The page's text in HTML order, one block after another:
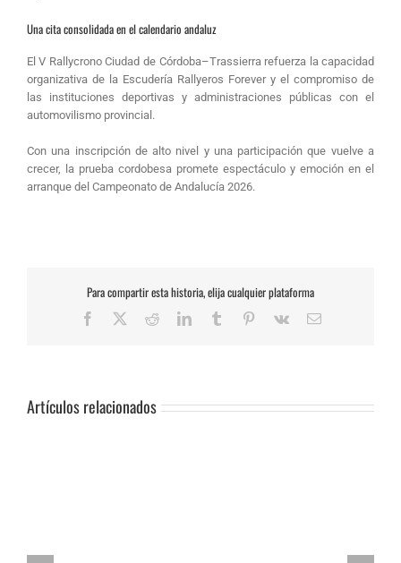
Una cita consolidada en el calendario andaluz
El V Rallycrono Ciudad de Córdoba–Trassierra refuerza la capacidad
organizativa de la Escudería Rallyeros Forever y el compromiso de
las instituciones deportivas y administraciones públicas con el
automovilismo provincial.
Con una inscripción de alto nivel y una participación que vuelve a
crecer, la prueba cordobesa promete espectáculo y emoción en el
arranque del Campeonato de Andalucía 2026.
Para compartir esta historia, elija cualquier plataforma
Facebook RedditLinkedInTumblr Pinterest
Vk
Correo
Artículos relacionados